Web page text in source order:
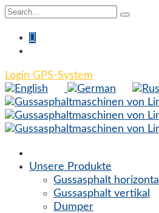
Login GPS-System
Unsere Produkte
Gussasphalt horizontal
Gussasphalt vertikal
Dumper